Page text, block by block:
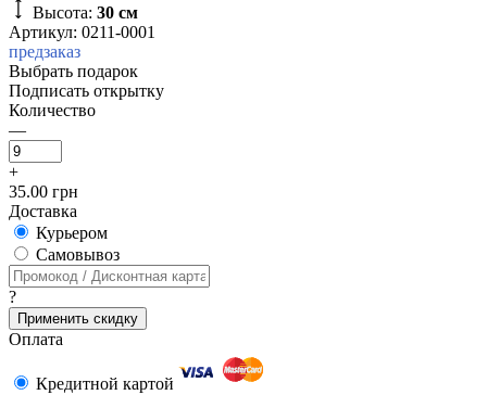
Высота: 30 см
Артикул: 0211-0001
предзаказ
Выбрать подарок
Подписать открытку
Количество
—
+
35.00 грн
Доставка
Курьером
Cамовывоз
?
Применить скидку
Оплата
Кредитной картой